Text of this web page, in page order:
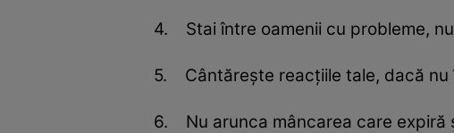
4. Stai între oamenii cu probleme,
5. Cântăreşte reacţiile tale, dacă
6. Nu arunca mâncarea care expiră